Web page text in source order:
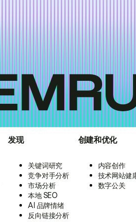
发现
关键词研究
竞争对手分析
市场分析
本地 SEO
AI 品牌情绪
反向链接分析
创建和优化
内容创作
技术网站健
数字公关